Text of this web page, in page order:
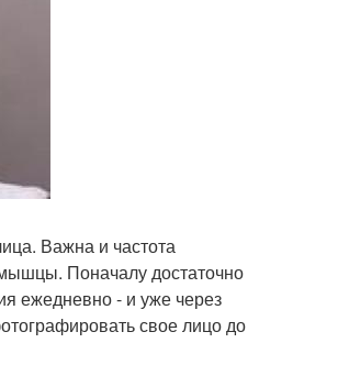
Важна и частота
Поначалу достаточно
ежедневно - и уже через
свое лицо до